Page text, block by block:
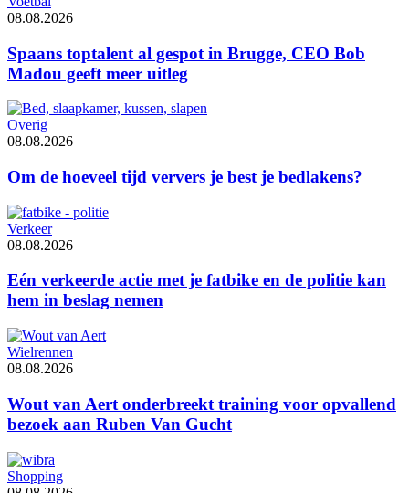
08.08.2026
Spaans toptalent al gespot in Brugge, CEO Bob
Madou geeft meer uitleg
Overig
08.08.2026
Om de hoeveel tijd ververs je best je bedlakens?
Verkeer
08.08.2026
Eén verkeerde actie met je fatbike en de politie kan
hem in beslag nemen
Wielrennen
08.08.2026
Wout van Aert onderbreekt training voor opvallend
bezoek aan Ruben Van Gucht
Shopping